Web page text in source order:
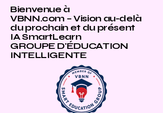
Bienvenue à
VBNN.com – Vision au-delà
du prochain et du présent
IA SmartLearn
GROUPE D'ÉDUCATION
INTELLIGENTE